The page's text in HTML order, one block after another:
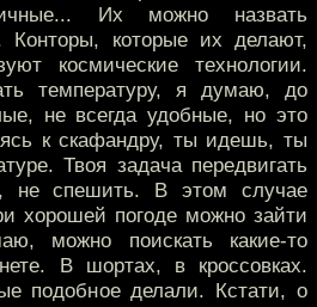
Их можно назвать
Конторы, которые их делают,
космические технологии.
температуру, я думаю, до
не всегда удобные, но это
к скафандру, ты идешь, ты
Твоя задача передвигать
не спешить. В этом случае
хорошей погоде можно зайти
можно поискать какие-то
В шортах, в кроссовках.
подобное делали. Кстати, о